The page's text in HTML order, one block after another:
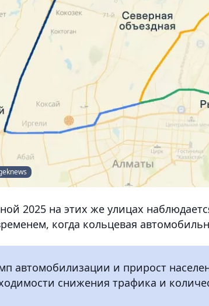
2025 на этих же улицах
когда кольцевая
автомобилизации и прирост
снижения трафика и